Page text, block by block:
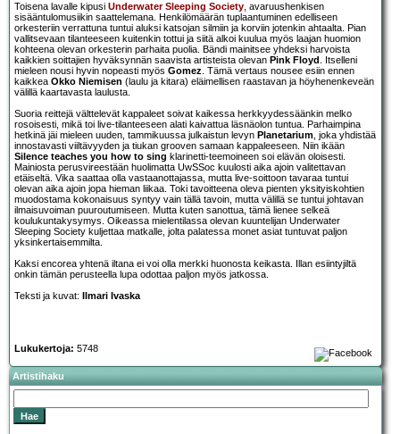
Toisena lavalle kipusi Underwater Sleeping Society, avaruushenkisen
sisääntulomusiikin saattelemana. Henkilömäärän tuplaantuminen edelliseen
orkesteriin verrattuna tuntui aluksi katsojan silmiin ja korviin jotenkin ahtaalta. Pian
vallitsevaan tilanteeseen kuitenkin tottui ja siitä alkoi kuulua myös laajan huomion
kohteena olevan orkesterin parhaita puolia. Bändi mainitsee yhdeksi harvoista
kaikkien soittajien hyväksynnän saavista artisteista olevan Pink Floyd . Itselleni
mieleen nousi hyvin nopeasti myös Gomez. Tämä vertaus nousee esiin ennen
kaikkea Okko Niemisen (laulu ja kitara) eläimellisen raastavan ja höyhenenkeveän
välillä kaartavasta laulusta.
Suoria reittejä välttelevät kappaleet soivat kaikessa herkkyydessäänkin melko
rosoisesti, mikä toi live-tilanteeseen alati kaivattua läsnäolon tuntua. Parhaimpina
hetkinä jäi mieleen uuden, tammikuussa julkaistun levyn Planetarium, joka yhdistää
innostavasti viiltävyyden ja tiukan grooven samaan kappaleeseen. Niin ikään
Silence teaches you how to sing klarinetti-teemoineen soi elävän oloisesti.
Mainiosta perusvireestään huolimatta UwSSoc kuulosti aika ajoin valitettavan
etäiseltä. Vika saattaa olla vastaanottajassa, mutta live-soittoon tavaraa tuntui
olevan aika ajoin jopa hieman liikaa. Toki tavoitteena oleva pienten yksityiskohtien
muodostama kokonaisuus syntyy vain tällä tavoin, mutta välillä se tuntui johtavan
ilmaisuvoiman puuroutumiseen. Mutta kuten sanottua, tämä lienee selkeä
koulukuntakysymys. Oikeassa mielentilassa olevan kuuntelijan Underwater
Sleeping Society kuljettaa matkalle, jolta palatessa monet asiat tuntuvat paljon
yksinkertaisemmilta.
Kaksi encorea yhtenä iltana ei voi olla merkki huonosta keikasta. Illan esiintyjiltä
onkin tämän perusteella lupa odottaa paljon myös jatkossa.
Teksti ja kuvat:
Ilmari Ivaska
Lukukertoja: 5748
Artistihaku